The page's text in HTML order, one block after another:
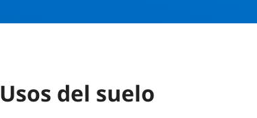
Usos del suelo